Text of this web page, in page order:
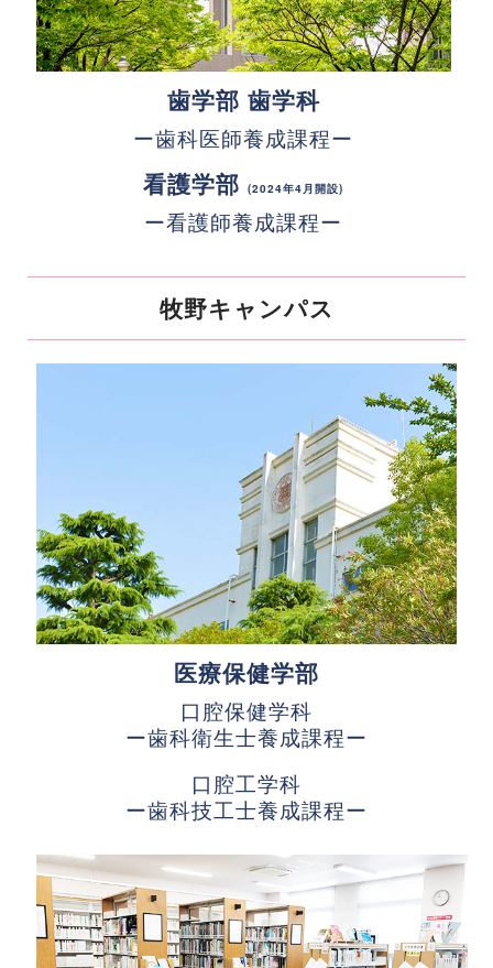
歯学部 歯学科
ー歯科医師養成課程ー
看護学部(2024年4月開設)
ー看護師養成課程ー
牧野キャンパス
医療保健学部
口腔保健学科
ー歯科衛生士養成課程ー
口腔工学科
ー歯科技工士養成課程ー